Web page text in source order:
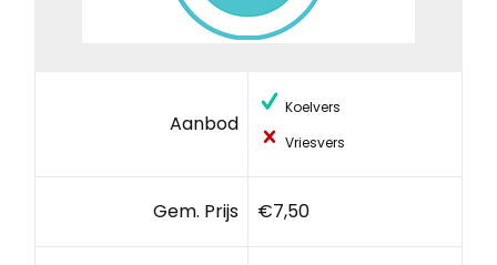
Aanbod
Koelvers
Vriesvers
Gem. Prijs €7,50